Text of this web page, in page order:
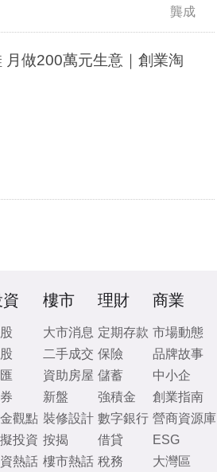
龔成
做200萬元生意｜創業淘
觀點
投資
熱話
樓市
大市消息
二手成交
資助房屋
新盤
裝修設計
按揭
樓市熱話
理財
定期存款
保險
儲蓄
強積金
數字銀行
借貸
稅務
商業
市場動態
品牌故事
中小企
創業指南
營商資源庫
ESG
大灣區